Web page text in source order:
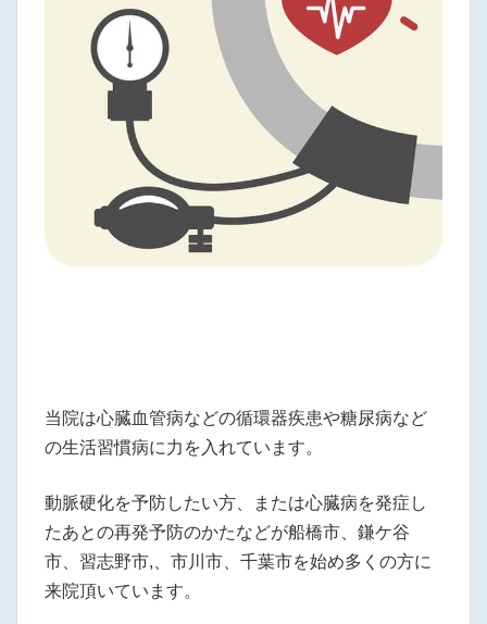
当院は心臓血管病などの循環器疾患や糖尿病など
の生活習慣病に力を入れています。
動脈硬化を予防したい方、または心臓病を発症し
たあとの再発予防のかたなどが船橋市、鎌ケ谷
市、習志野市,、市川市、千葉市を始め多くの方に
来院頂いています。